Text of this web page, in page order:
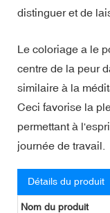
distinguer et de
Le coloriage a le
centre de la peur
similaire à la
Ceci favorise la
permettant à
journée de travail.
Détails du produit
Nom du produit